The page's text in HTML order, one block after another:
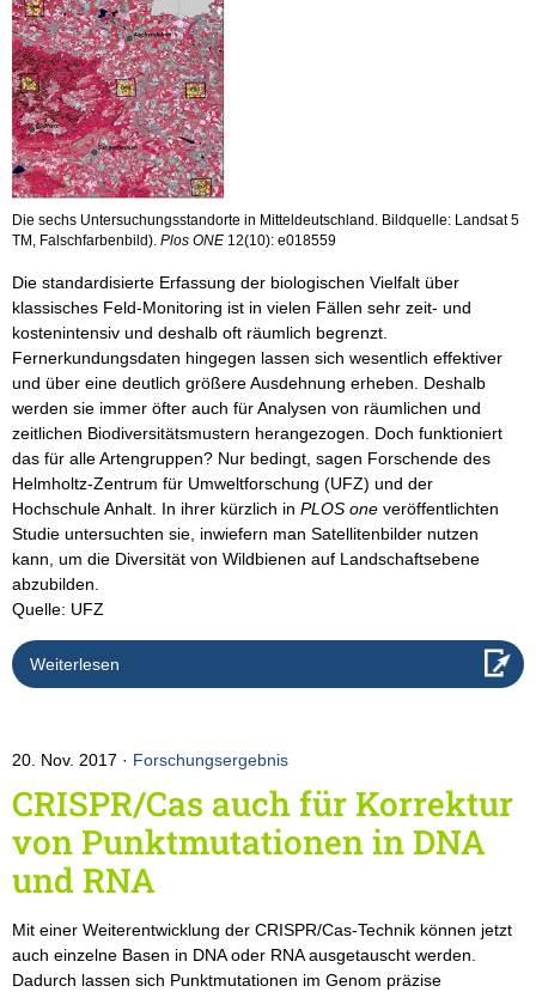
Die sechs Untersuchungsstandorte in Mitteldeutschland. Bildquelle: Landsat 5
TM, Falschfarbenbild). Plos ONE 12(10): e018559
Die standardisierte Erfassung der biologischen Vielfalt über
klassisches Feld-Monitoring ist in vielen Fällen sehr zeit- und
kostenintensiv und deshalb oft räumlich begrenzt.
Fernerkundungsdaten hingegen lassen sich wesentlich effektiver
und über eine deutlich größere Ausdehnung erheben. Deshalb
werden sie immer öfter auch für Analysen von räumlichen und
zeitlichen Biodiversitätsmustern herangezogen. Doch funktioniert
das für alle Artengruppen? Nur bedingt, sagen Forschende des
Helmholtz-Zentrum für Umweltforschung (UFZ) und der
Hochschule Anhalt. In ihrer kürzlich in PLOS one veröffentlichten
Studie untersuchten sie, inwiefern man Satellitenbilder nutzen
kann, um die Diversität von Wildbienen auf Landschaftsebene
abzubilden.
Quelle: UFZ
Weiterlesen
20. Nov. 2017 Forschungsergebnis
CRISPR/Cas auch für Korrektur
von Punktmutationen in DNA
und RNA
Mit einer Weiterentwicklung der CRISPR/Cas-Technik können jetzt
auch einzelne Basen in DNA oder RNA ausgetauscht werden.
Dadurch lassen sich Punktmutationen im Genom präzise